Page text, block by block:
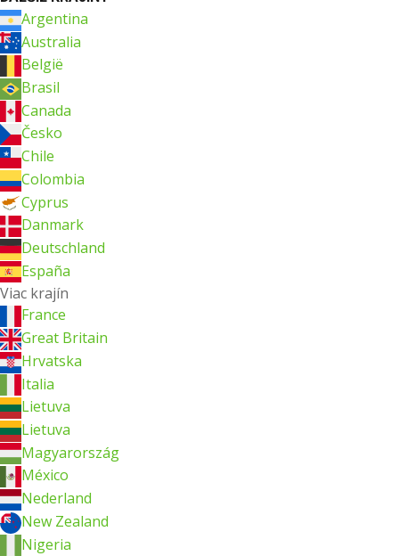
Argentina
Australia
België
Brasil
Canada
Česko
Chile
Colombia
Cyprus
Danmark
Deutschland
España
Viac krajín
France
Great Britain
Hrvatska
Italia
Lietuva
Lietuva
Magyarország
México
Nederland
New Zealand
Nigeria